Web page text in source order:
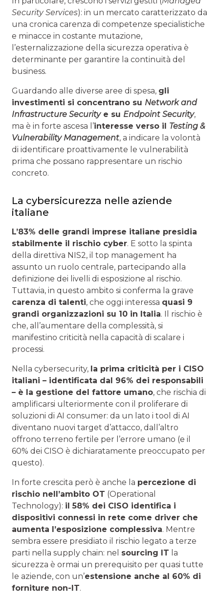
Security Services): in un mercato caratterizzato da
una cronica carenza di competenze specialistiche
e minacce in costante mutazione,
l’esternalizzazione della sicurezza operativa è
determinante per garantire la continuità del
business.
Guardando alle diverse aree di spesa, gli
investimenti si concentrano su Network and
Infrastructure Securitye su Endpoint Security,
ma è in forte ascesa l’interesse verso il Testing &
Vulnerability Management, a indicare la volontà
di identificare proattivamente le vulnerabilità
prima che possano rappresentare un rischio
concreto.
La cybersicurezza nelle aziende
italiane
L’83% delle grandi imprese italiane presidia
stabilmente il rischio cyber. E sotto la spinta
della direttiva NIS2, il top management ha
assunto un ruolo centrale, partecipando alla
definizione dei livelli di esposizione al rischio.
Tuttavia, in questo ambito si conferma la grave
carenza di talenti, che oggi interessa quasi 9
grandi organizzazioni su 10 in Italia. Il rischio è
che, all’aumentare della complessità, si
manifestino criticità nella capacità di scalare i
processi.
Nella cybersecurity, la prima criticità per i CISO
italiani – identificata dal 96% dei responsabili
– è la gestione del fattore umano, che rischia di
amplificarsi ulteriormente con il proliferare di
soluzioni di AI consumer: da un lato i tool di AI
diventano nuovi target d’attacco, dall’altro
offrono terreno fertile per l’errore umano (e il
60% dei CISO è dichiaratamente preoccupato per
questo).
In forte crescita però è anche la percezione di
rischio nell’ambito OT (Operational
Technology): il 58% dei CISO identifica i
dispositivi connessi in rete come driver che
aumenta l’esposizione complessiva. Mentre
sembra essere presidiato il rischio legato a terze
parti nella supply chain: nel sourcing IT la
sicurezza è ormai un prerequisito per quasi tutte
le aziende, con un’estensione anche al 60% di
forniture non-IT.